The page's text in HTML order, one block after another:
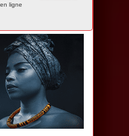
ligne